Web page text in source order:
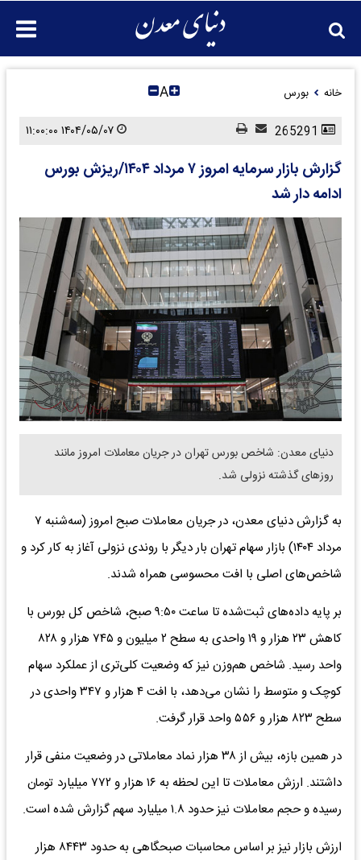
خانه بورس A
گزارش بازار سرمایه امروز ۷ مرداد ۱۴۰۴/ریزش بورس
ادامه دار شد
دنیای معدن: شاخص بورس تهران در جریان معاملات امروز مانند
روزهای گذشته نزولی شد.
به گزارش دنیای معدن، در جریان معاملات صبح امروز (سه‌شنبه ۷
مرداد ۱۴۰۴) بازار سهام تهران بار دیگر با روندی نزولی آغاز به کار کرد و
شاخص‌های اصلی با افت محسوسی همراه شدند.
بر پایه داده‌های ثبت‌شده تا ساعت ۹:۵۰ صبح، شاخص کل بورس با
کاهش ۲۳ هزار و ۱۹ واحدی به سطح ۲ میلیون و ۷۴۵ هزار و ۸۲۸
واحد رسید. شاخص هم‌وزن نیز که وضعیت کلی‌تری از عملکرد سهام
کوچک و متوسط را نشان می‌دهد، با افت ۴ هزار و ۳۴۷ واحدی در
سطح ۸۲۳ هزار و ۵۵۶ واحد قرار گرفت.
در همین بازه، بیش از ۳۸ هزار نماد معاملاتی در وضعیت منفی قرار
داشتند. ارزش معاملات تا این لحظه به ۱۶ هزار و ۷۷۲ میلیارد تومان
رسیده و حجم معاملات نیز حدود ۱.۸ میلیارد سهم گزارش شده است.
ارزش بازار نیز بر اساس محاسبات صبحگاهی به حدود ۸۴۴۳ هزار